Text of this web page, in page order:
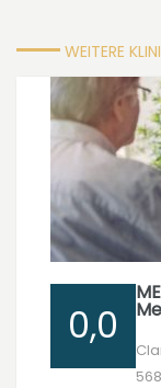
WEITERE
0,0